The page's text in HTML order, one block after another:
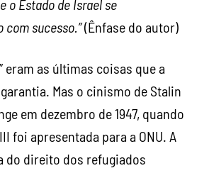
o Estado de Israel se
com sucesso.”(Ênfase do autor)
eram as últimas coisas que a
Mas o cinismo de Stalin
em dezembro de 1947, quando
foi apresentada para a ONU. A
do direito dos refugiados